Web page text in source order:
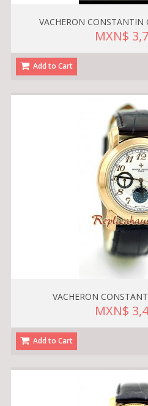
VACHERON CONSTANTIN
MXN$
Add to Cart
VACHERON
MXN$
Add to Cart